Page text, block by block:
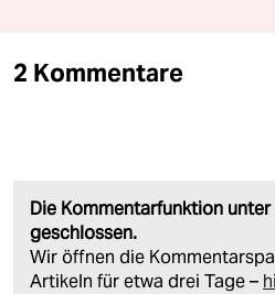
2 Kommentare
Die Kommentarfunktion
geschlossen.
Wir öffnen die
Artikeln für etwa drei Tage –